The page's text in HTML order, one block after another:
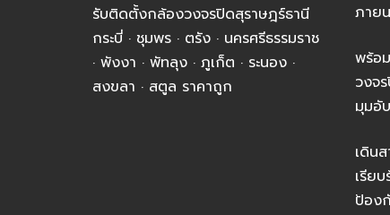
รับติดตั้งกล้องวงจรปิดสุราษฎร์ธานี
กระบี่ · ชุมพร · ตรัง · นครศรีธรรมราช
· พังงา · พัทลุง · ภูเก็ต · ระนอง ·
สงขลา · สตูล ราคาถูก
ภาย
พร้อ
วงจ
มุมอั
เดิน
เรีย
ป้อง